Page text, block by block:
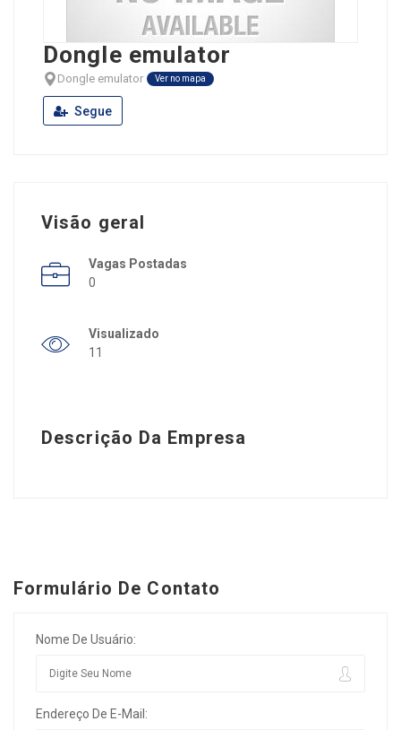
Dongle emulator
Dongle emulator Ver no mapa
Segue
Visão geral
Vagas Postadas
0
Visualizado
11
Descrição Da Empresa
Formulário De Contato
Nome De Usuário:
Endereço De E-Mail: